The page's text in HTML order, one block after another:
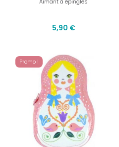
5,90 €
Promo !